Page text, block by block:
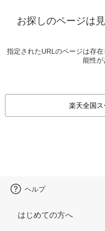
お探しのページは
指定されたURLのページは存
能性が
楽天全国
ヘルプ
はじめての方へ